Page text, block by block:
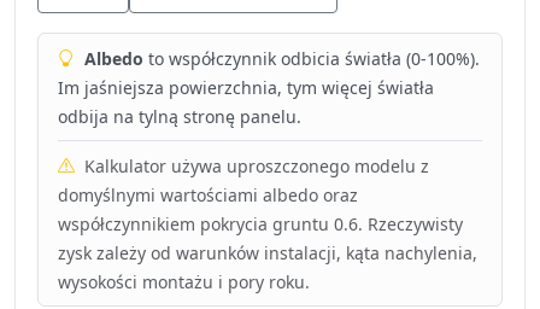
Albedo to współczynnik odbicia światła (0-100%).
Im jaśniejsza powierzchnia, tym więcej światła
odbija na tylną stronę panelu.
Kalkulator używa uproszczonego modelu z
domyślnymi wartościami albedo oraz
współczynnikiem pokrycia gruntu 0.6. Rzeczywisty
zysk zależy od warunków instalacji, kąta nachylenia,
wysokości montażu i pory roku.